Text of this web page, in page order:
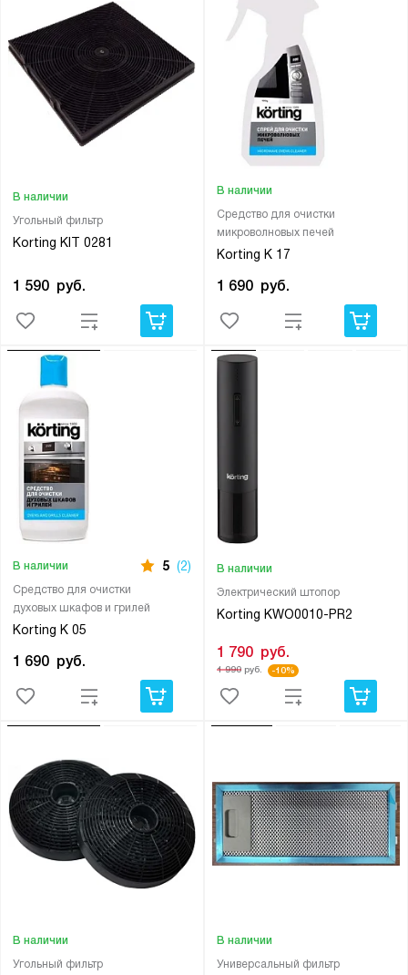
Угольный фильтр
Korting KIT 0281
В наличии
1 590 руб.
Средство для очистки
микроволновых печей
Korting K 17
В наличии
1 690 руб.
Средство для очистки
духовых шкафов и грилей
Korting K 05
В наличии 5 (2)
1 690 руб.
Электрический штопор
Korting KWO0010-PR2
В наличии
1 790 руб.
1 990руб. -10%
Угольный фильтр
В наличии
Универсальный фильтр
В наличии